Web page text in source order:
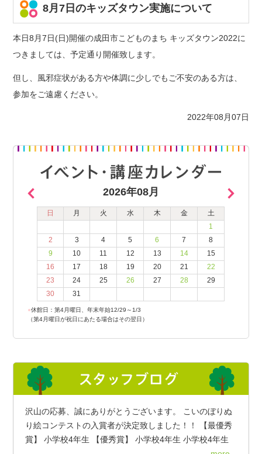
8月7日のキッズタウン実施について
本日8月7日(日)開催の成田市こどものまち キッズタウン2022に
つきましては、予定通り開催致します。
但し、風邪症状がある方や体調に少しでもご不安のある方は、
参加をご遠慮ください。
2022年08月07日
2026年08月
日 月 火 水 木 金
土
1
2
3 4 5 6 7
8
9
10 11 12 13 14
15
16
17 18 19 20 21
22
23
24 25 26 27 28
29
30
31
●休館日：第4月曜日、年末年始12/29～1/3
（第4月曜日が祝日にあたる場合はその翌日）
沢山の応募、誠にありがとうございます。 こいのぼりぬ
り絵コンテストの入賞者が決定致しました！！ 【最優秀
賞】 小学校4年生 【優秀賞】 小学校4年生 小学校4年生